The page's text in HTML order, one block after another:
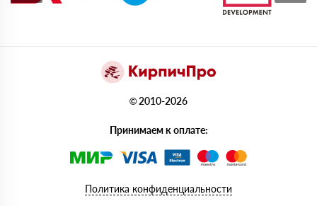
© 2010-2026
Принимаем к оплате:
Политика конфиденциальности